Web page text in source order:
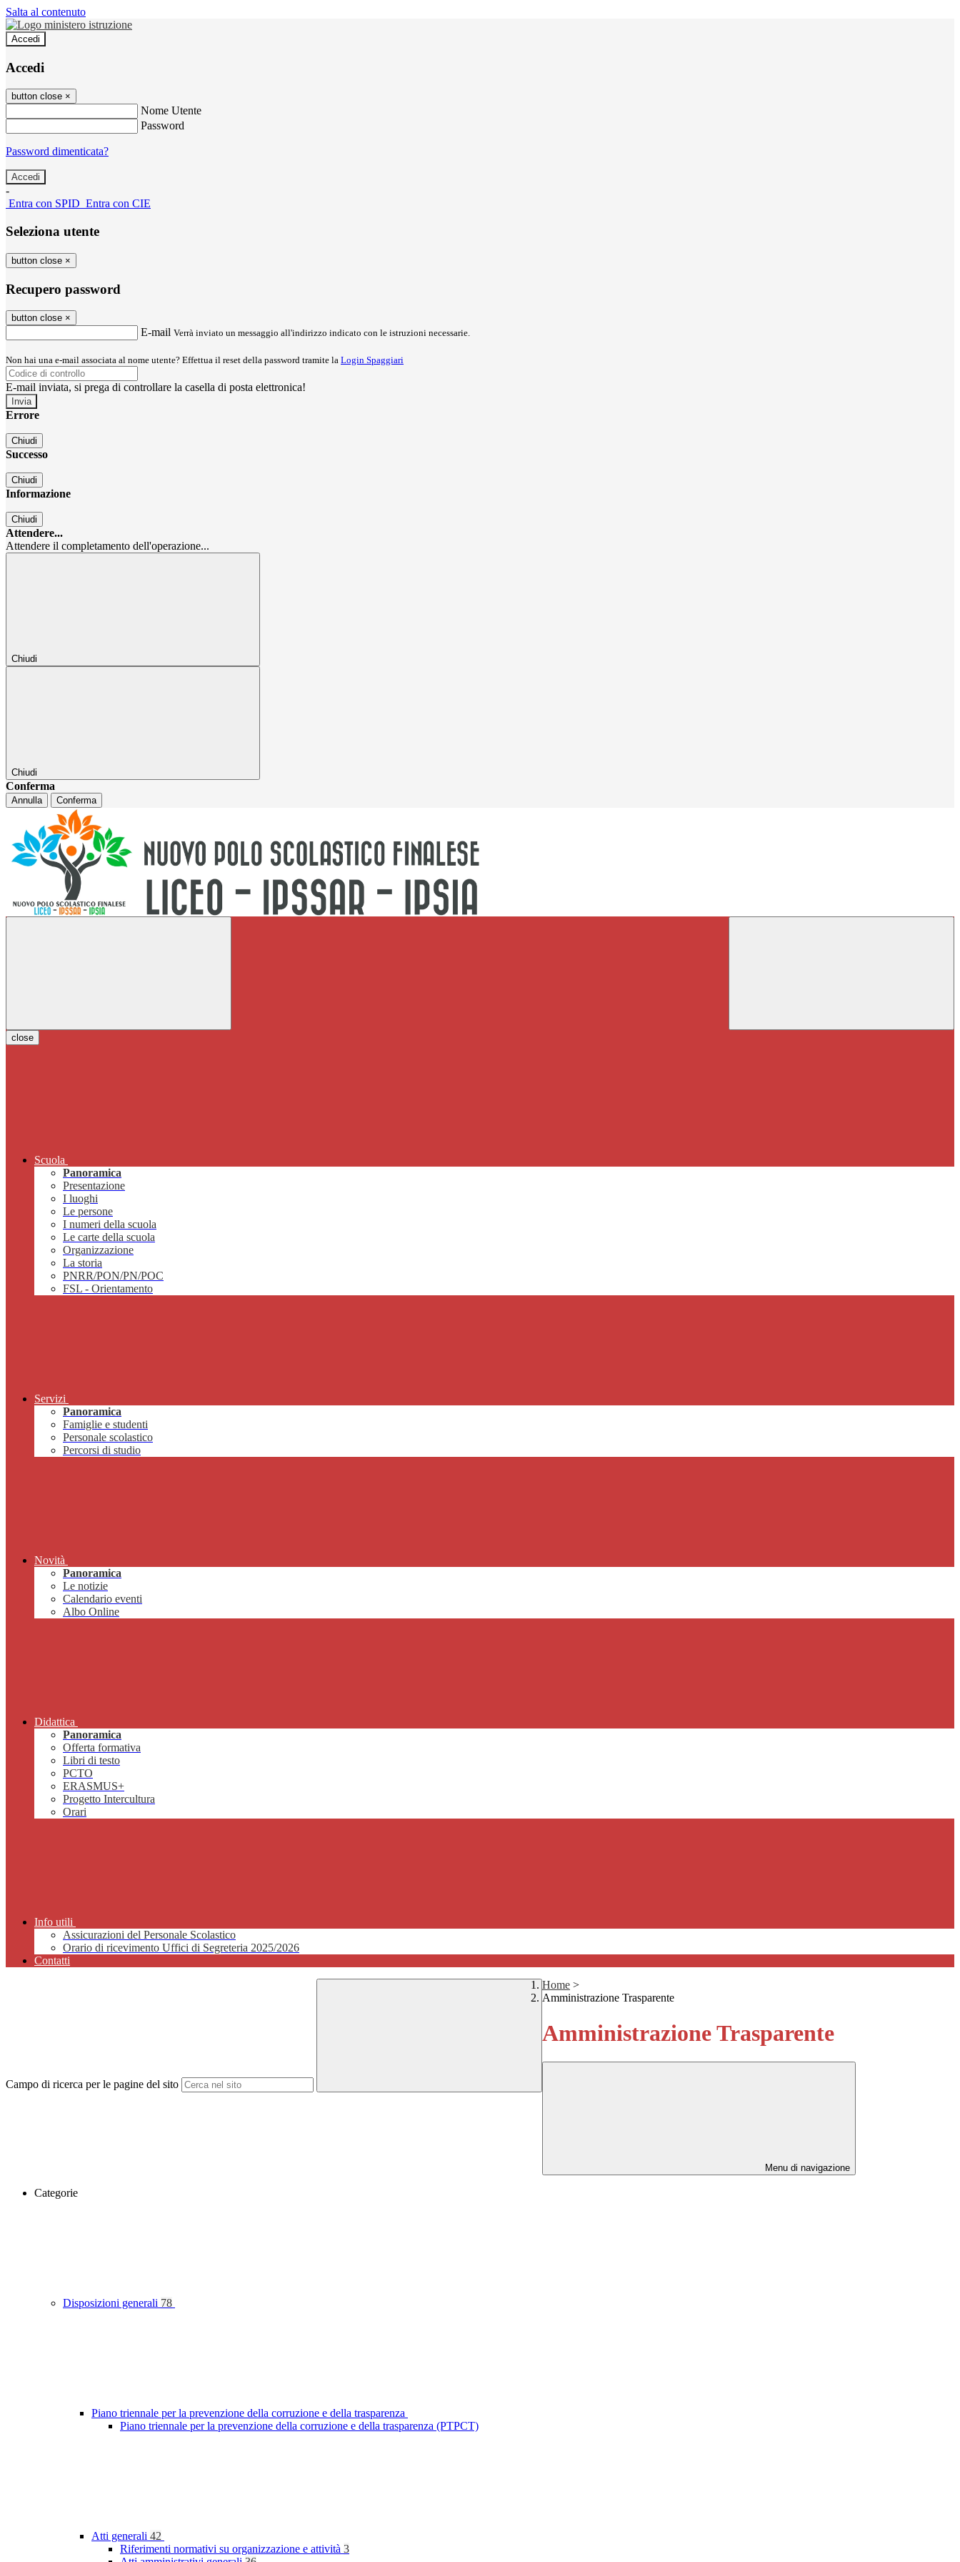
Salta al contenuto
Accedi
Accedi
button close ×
Nome Utente
Password
Password dimenticata?
-
Entra con SPID Entra con CIE
Seleziona utente
button close ×
Recupero password
button close ×
E-mail Verrà inviato un messaggio all'indirizzo indicato con le istruzioni necessarie.
Non hai una e-mail associata al nome utente? Effettua il reset della password tramite la Login Spaggiari
E-mail inviata, si prega di controllare la casella di posta elettronica!
Errore
Chiudi
Successo
Chiudi
Informazione
Chiudi
Attendere...
Attendere il completamento dell'operazione...
Chiudi
Chiudi
Conferma
Annulla Conferma
close
Scuola
Panoramica
Presentazione
I luoghi
Le persone
I numeri della scuola
Le carte della scuola
Organizzazione
La storia
PNRR/PON/PN/POC
FSL - Orientamento
Servizi
Panoramica
Famiglie e studenti
Personale scolastico
Percorsi di studio
Novità
Panoramica
Le notizie
Calendario eventi
Albo Online
Didattica
Panoramica
Offerta formativa
Libri di testo
PCTO
ERASMUS+
Progetto Intercultura
Orari
Info utili
Assicurazioni del Personale Scolastico
Orario di ricevimento Uffici di Segreteria 2025/2026
Contatti
Campo di ricerca per le pagine del sito
Home >
Amministrazione Trasparente
Amministrazione Trasparente
Menu di navigazione
Categorie
Disposizioni generali 78
Piano triennale per la prevenzione della corruzione e della trasparenza
Piano triennale per la prevenzione della corruzione e della trasparenza (PTPCT)
Atti generali 42
Riferimenti normativi su organizzazione e attività 3